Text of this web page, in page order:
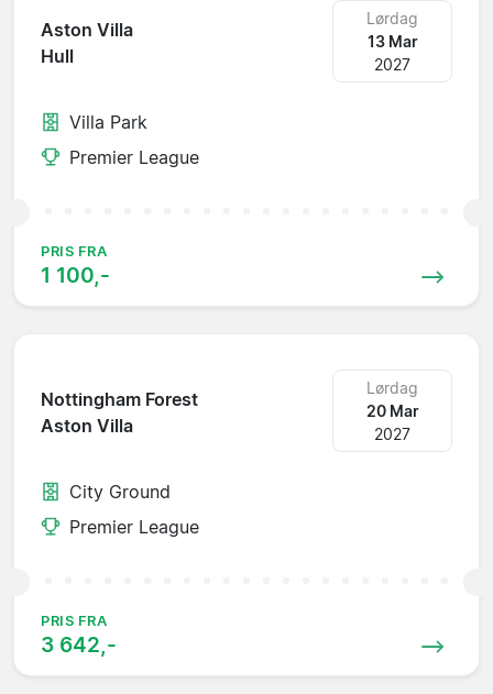
Aston Villa
Hull
Lørdag
13 Mar
2027
Villa Park
Premier League
PRIS FRA
1 100,-
Nottingham Forest
Aston Villa
Lørdag
20 Mar
2027
City Ground
Premier League
PRIS FRA
3 642,-